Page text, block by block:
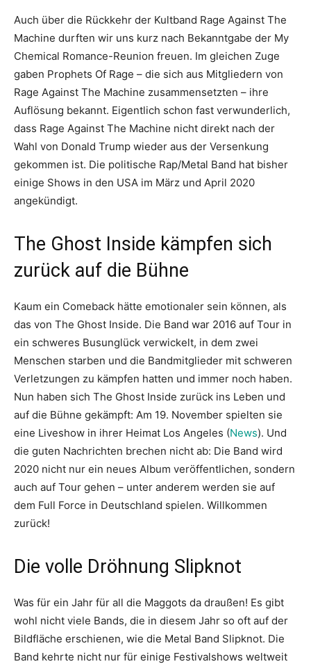
Auch über die Rückkehr der Kultband Rage Against The
Machine durften wir uns kurz nach Bekanntgabe der My
Chemical Romance-Reunion freuen. Im gleichen Zuge
gaben Prophets Of Rage – die sich aus Mitgliedern von
Rage Against The Machine zusammensetzten – ihre
Auflösung bekannt. Eigentlich schon fast verwunderlich,
dass Rage Against The Machine nicht direkt nach der
Wahl von Donald Trump wieder aus der Versenkung
gekommen ist. Die politische Rap/Metal Band hat bisher
einige Shows in den USA im März und April 2020
angekündigt.
The Ghost Inside kämpfen sich
zurück auf die Bühne
Kaum ein Comeback hätte emotionaler sein können, als
das von The Ghost Inside. Die Band war 2016 auf Tour in
ein schweres Busunglück verwickelt, in dem zwei
Menschen starben und die Bandmitglieder mit schweren
Verletzungen zu kämpfen hatten und immer noch haben.
Nun haben sich The Ghost Inside zurück ins Leben und
auf die Bühne gekämpft: Am 19. November spielten sie
eine Liveshow in ihrer Heimat Los Angeles (News). Und
die guten Nachrichten brechen nicht ab: Die Band wird
2020 nicht nur ein neues Album veröffentlichen, sondern
auch auf Tour gehen – unter anderem werden sie auf
dem Full Force in Deutschland spielen. Willkommen
zurück!
Die volle Dröhnung Slipknot
Was für ein Jahr für all die Maggots da draußen! Es gibt
wohl nicht viele Bands, die in diesem Jahr so oft auf der
Bildfläche erschienen, wie die Metal Band Slipknot. Die
Band kehrte nicht nur für einige Festivalshows weltweit